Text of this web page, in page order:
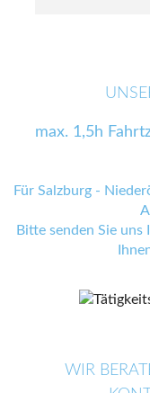
max. 1,5h
Für Salzburg -
Bitte senden Sie uns
WIR